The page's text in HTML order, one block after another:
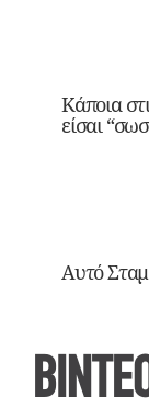
Κάποια
είσαι
Αυτό